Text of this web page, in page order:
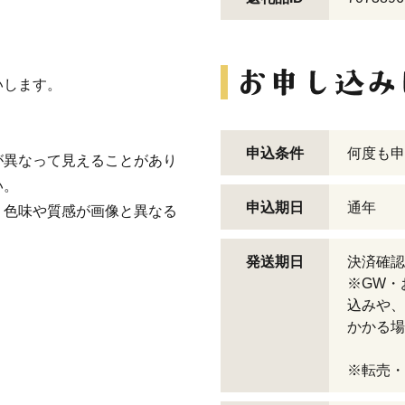
ます。
なって見えることがあり
味や質感が画像と異なる
申込条件 何度も
申込期日 通年
発送期日
決済確
※GW・
込みや
かかる
※転売・